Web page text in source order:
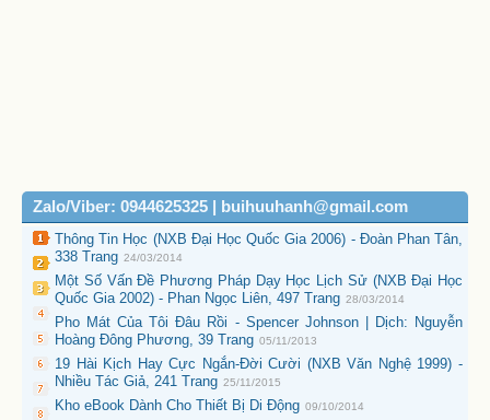
Zalo/Viber: 0944625325 | buihuuhanh@gmail.com
Thông Tin Học (NXB Đại Học Quốc Gia 2006) - Đoàn Phan Tân,
338 Trang 24/03/2014
Một Số Vấn Đề Phương Pháp Dạy Học Lịch Sử (NXB Đại Học
Quốc Gia 2002) - Phan Ngọc Liên, 497 Trang 28/03/2014
Pho Mát Của Tôi Đâu Rồi - Spencer Johnson | Dịch: Nguyễn
Hoàng Đông Phương, 39 Trang 05/11/2013
19 Hài Kịch Hay Cực Ngắn-Đời Cười (NXB Văn Nghệ 1999) -
Nhiều Tác Giả, 241 Trang 25/11/2015
Kho eBook Dành Cho Thiết Bị Di Động 09/10/2014